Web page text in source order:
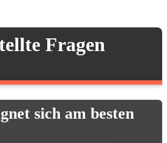
Fragen
sich am besten